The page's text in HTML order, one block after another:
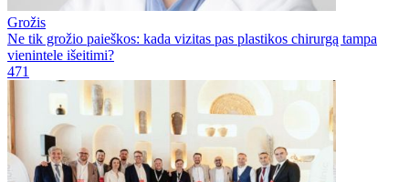
Grožis
Ne tik grožio paieškos: kada vizitas pas plastikos chirurgą tampa
vienintele išeitimi?
471